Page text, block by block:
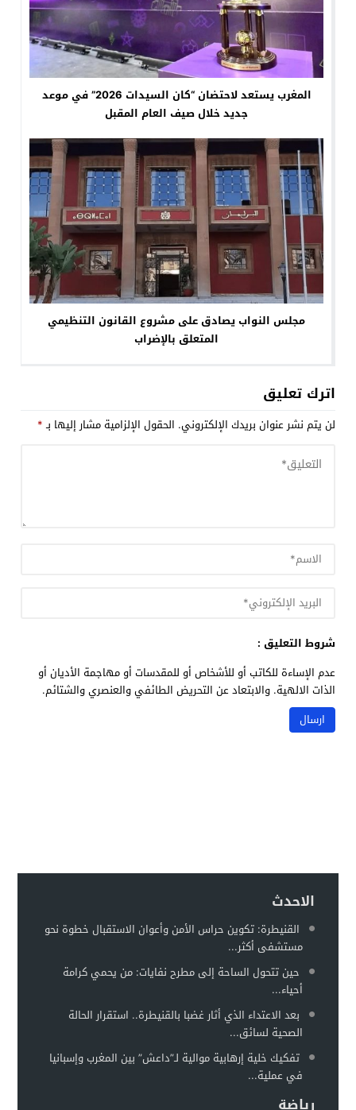
المغرب يستعد لاحتضان “كان السيدات 2026” في موعد
جديد خلال صيف العام المقبل
مجلس النواب يصادق على مشروع القانون التنظيمي
المتعلق بالإضراب
اترك تعليق
لن يتم نشر عنوان بريدك الإلكتروني. الحقول الإلزامية مشار إليها بـ*
شروط التعليق :
عدم الإساءة للكاتب أو للأشخاص أو للمقدسات أو مهاجمة الأديان أو
الذات الالهية. والابتعاد عن التحريض الطائفي والعنصري والشتائم.
الاحدث
القنيطرة: تكوين حراس الأمن وأعوان الاستقبال خطوة نحو
مستشفى أكثر...
حين تتحول الساحة إلى مطرح نفايات: من يحمي كرامة
أحياء...
بعد الاعتداء الذي أثار غضبا بالقنيطرة.. استقرار الحالة
الصحية لسائق...
تفكيك خلية إرهابية موالية لـ”داعش” بين المغرب وإسبانيا
في عملية...
رياضة